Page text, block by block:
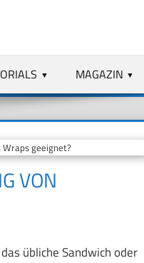
MAGAZIN
geeignet?
VON
übliche Sandwich oder